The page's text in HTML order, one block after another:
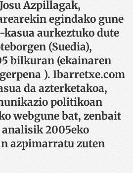
Azpillagak,
egindako gune
aurkeztuko dute
(Suedia),
bilkuran (ekainaren
). Ibarretxe.com
da azterketakoa,
politikoan
webgune bat, zenbait
2005eko
azpimarratu zuten